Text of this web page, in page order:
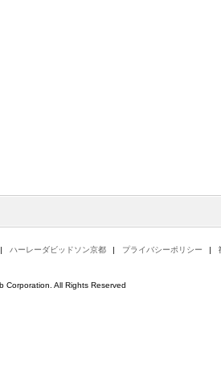
ハーレーダビッドソン京都 プライバシーポリシー
Corporation. All Rights Reserved